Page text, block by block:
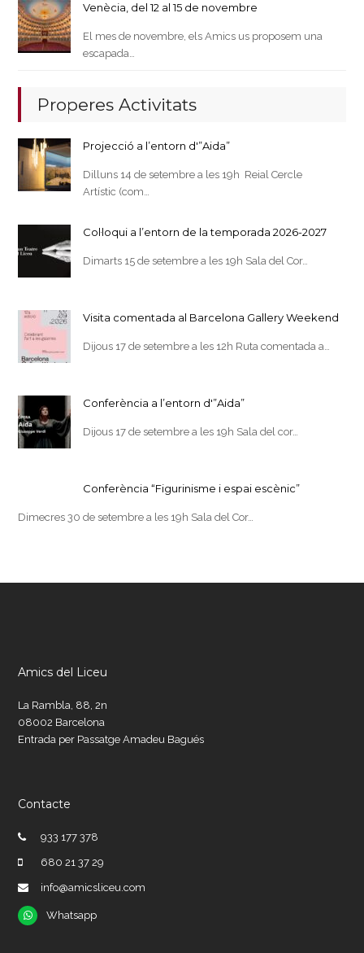
Venècia, del 12 al 15 de novembre
El mes de novembre, els Amics us proposem una
escapada…
Properes Activitats
Projecció a l’entorn d'”Aida”
Dilluns 14 de setembre a les 19h Reial Cercle
Artístic (com…
Col·loqui a l’entorn de la temporada 2026-2027
Dimarts 15 de setembre a les 19h Sala del Cor…
Visita comentada al Barcelona Gallery Weekend
Dijous 17 de setembre a les 12h Ruta comentada a…
Conferència a l’entorn d'”Aida”
Dijous 17 de setembre a les 19h Sala del cor…
Conferència “Figurinisme i espai escènic”
Dimecres 30 de setembre a les 19h Sala del Cor…
Amics del Liceu
La Rambla, 88, 2n
08002 Barcelona
Entrada per Passatge Amadeu Bagués
Contacte
933 177 378
680 21 37 29
info@amicsliceu.com
Whatsapp
Whatsapp